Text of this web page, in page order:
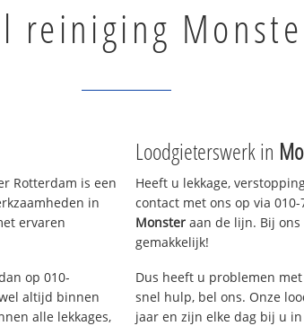
reiniging
Rotterdam is een
in
ervaren
op 010-
altijd binnen
alle lekkages,
Loodgieterswerk in
Heeft u lekkage,
contact met ons op via
Monster aan de lijn. Bij
gemakkelijk!
Dus heeft u problemen
snel hulp, bel ons. Onze
jaar en zijn elke dag bij u